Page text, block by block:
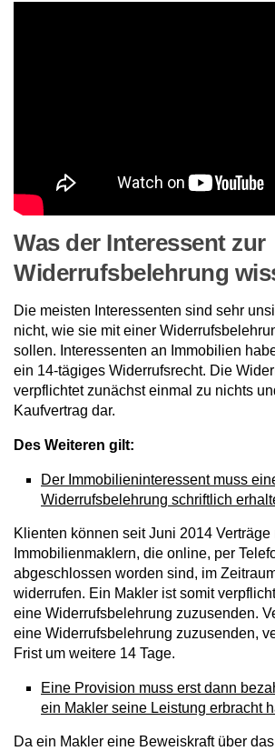
Was der Interessent zur
Widerrufsbelehrung
Die meisten Interessenten sind sehr
nicht, wie sie mit einer
sollen. Interessenten an Immobilien
ein 14-tägiges Widerrufsrecht. Die
verpflichtet zunächst einmal zu nichts
Kaufvertrag dar.
Des Weiteren gilt:
Der Immobilieninteressent muss
Widerrufsbelehrung schriftlich
Klienten können seit Juni 2014 Verträge
Immobilienmaklern, die online, per
abgeschlossen worden sind, im
widerrufen. Ein Makler ist somit
eine Widerrufsbelehrung zuzusenden.
eine Widerrufsbelehrung zuzusenden,
Frist um weitere 14 Tage.
Eine Provision muss erst dann
ein Makler seine Leistung erbracht
Da ein Makler eine Beweiskraft über